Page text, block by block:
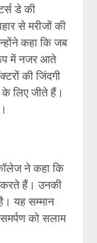
डे की
से मरीजों की
कहा कि जब
में नजर आते
की जिंदगी
लिए जीते हैं।
ने कहा कि
करते हैं। उनकी
यह सम्मान
को सलाम